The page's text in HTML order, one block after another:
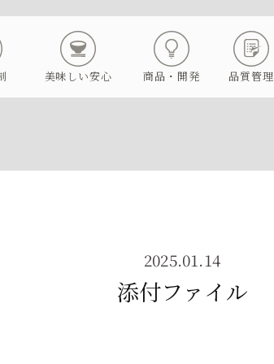
美味しい安心 商品・開発 品質管理
2025.01.14
添付ファイル